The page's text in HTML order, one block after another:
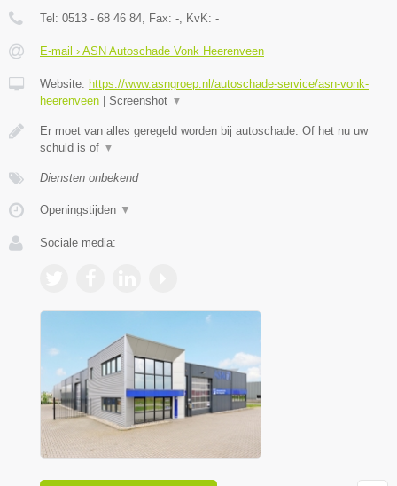
Tel: 0513 - 68 46 84, Fax: -, KvK: -
E-mail › ASN Autoschade Vonk Heerenveen
Website: https://www.asngroep.nl/autoschade-service/asn-vonk-
heerenveen
Screenshot ▼
Er moet van alles geregeld worden bij autoschade. Of het nu uw
schuld is of ▼
Diensten onbekend
Openingstijden ▼
Sociale media: